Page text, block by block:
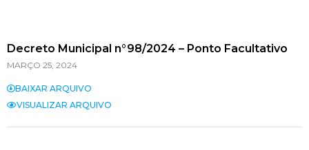
Decreto Municipal n°98/2024 – Ponto Facultativo
MARÇO 25, 2024
BAIXAR ARQUIVO
VISUALIZAR ARQUIVO